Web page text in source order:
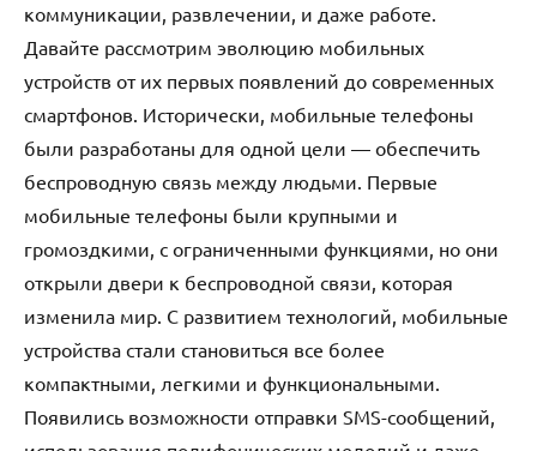
коммуникации, развлечении, и даже работе.
Давайте рассмотрим эволюцию мобильных
устройств от их первых появлений до современных
смартфонов. Исторически, мобильные телефоны
были разработаны для одной цели — обеспечить
беспроводную связь между людьми. Первые
мобильные телефоны были крупными и
громоздкими, с ограниченными функциями, но они
открыли двери к беспроводной связи, которая
изменила мир. С развитием технологий, мобильные
устройства стали становиться все более
компактными, легкими и функциональными.
Появились возможности отправки SMS-сообщений,